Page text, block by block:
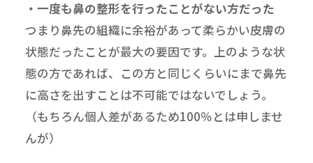
・一度も鼻の整形を行ったことがない方だった
つまり鼻先の組織に余裕があって柔らかい皮膚の
状態だったことが最大の要因です。上のような状
態の方であれば、この方と同じくらいにまで鼻先
に高さを出すことは不可能ではないでしょう。
（もちろん個人差があるため100％とは申しませ
んが）